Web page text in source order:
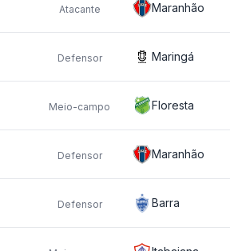
Atacante Maranhão
Defensor Maringá
Meio-campo Floresta
Defensor Maranhão
Defensor Barra